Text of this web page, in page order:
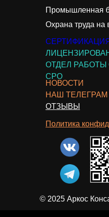
© 2025 Аркос
Политика
Промышленная
ОТДЕЛ РАБОТЫ
СРО
НОВОСТИ
ОТЗЫВЫ
НАШ ТЕЛЕГРАМ
Охрана труда на